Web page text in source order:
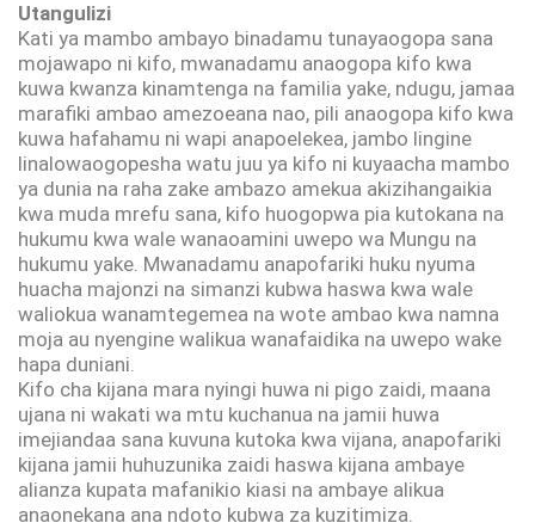
Utangulizi
Kati ya mambo ambayo binadamu tunayaogopa sana
mojawapo ni kifo, mwanadamu anaogopa kifo kwa
kuwa kwanza kinamtenga na familia yake, ndugu, jamaa
marafiki ambao amezoeana nao, pili anaogopa kifo kwa
kuwa hafahamu ni wapi anapoelekea, jambo lingine
linalowaogopesha watu juu ya kifo ni kuyaacha mambo
ya dunia na raha zake ambazo amekua akizihangaikia
kwa muda mrefu sana, kifo huogopwa pia kutokana na
hukumu kwa wale wanaoamini uwepo wa Mungu na
hukumu yake. Mwanadamu anapofariki huku nyuma
huacha majonzi na simanzi kubwa haswa kwa wale
waliokua wanamtegemea na wote ambao kwa namna
moja au nyengine walikua wanafaidika na uwepo wake
hapa duniani.
Kifo cha kijana mara nyingi huwa ni pigo zaidi, maana
ujana ni wakati wa mtu kuchanua na jamii huwa
imejiandaa sana kuvuna kutoka kwa vijana, anapofariki
kijana jamii huhuzunika zaidi haswa kijana ambaye
alianza kupata mafanikio kiasi na ambaye alikua
anaonekana ana ndoto kubwa za kuzitimiza.